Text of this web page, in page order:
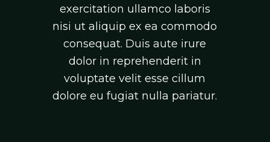
exercitation ullamco laboris
nisi ut aliquip ex ea commodo
consequat. Duis aute irure
dolor in reprehenderit in
voluptate velit esse cillum
dolore eu fugiat nulla pariatur.